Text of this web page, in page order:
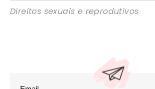
Direitos sexuais e reprodutivos